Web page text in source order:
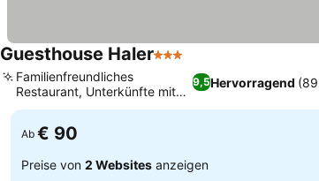
Guesthouse Haler3 Sterne
9,5Hervorragend
Familienfreundliches
Restaurant, Unterkünfte mit
Gartenblick
Ab € 90
Preise von 2 Websites anzeigen